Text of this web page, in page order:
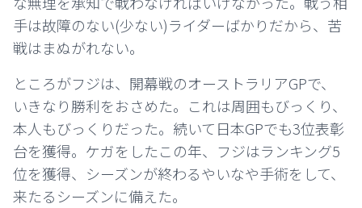
手は故障のない(少ない)ライダーばかりだから、苦
戦はまぬがれない。
ところがフジは、開幕戦のオーストラリアGPで、
いきなり勝利をおさめた。これは周囲もびっくり、
本人もびっくりだった。続いて日本GPでも3位表彰
台を獲得。ケガをしたこの年、フジはランキング5
位を獲得、シーズンが終わるやいなや手術をして、
来たるシーズンに備えた。